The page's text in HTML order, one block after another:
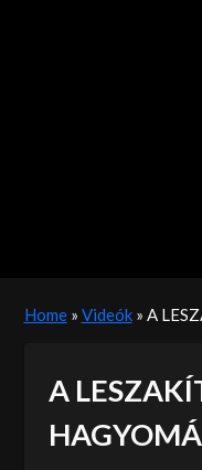
Home» Videók» A
A